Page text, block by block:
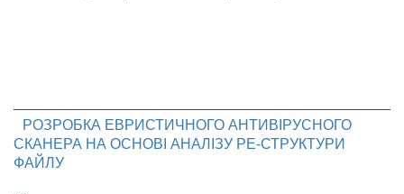
РОЗРОБКА ЕВРИСТИЧНОГО АНТИВІРУСНОГО
СКАНЕРА НА ОСНОВІ АНАЛІЗУ PE-СТРУКТУРИ
ФАЙЛУ